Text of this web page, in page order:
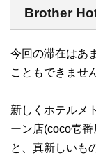
Brother
今回の滞在はあ
こともできませ
新しくホテルメ
ーン店(coco壱
と、真新しいも